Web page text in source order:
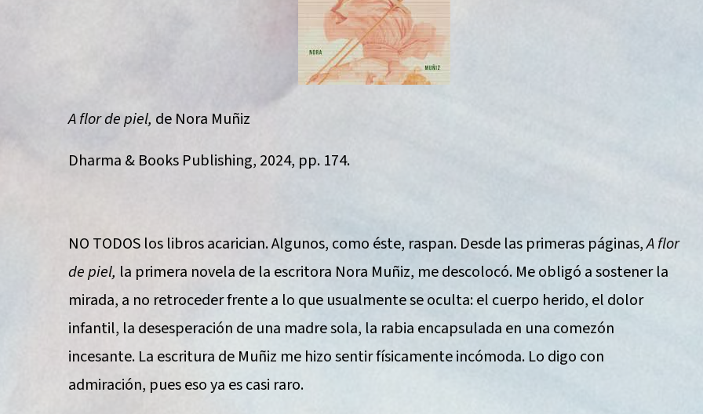
A flor de piel, de Nora Muñiz
Dharma & Books Publishing, 2024, pp. 174.
NO TODOS los libros acarician. Algunos, como éste, raspan. Desde las primeras páginas,A flor
de piel, la primera novela de la escritora Nora Muñiz, me descolocó. Me obligó a sostener la
mirada, a no retroceder frente a lo que usualmente se oculta: el cuerpo herido, el dolor
infantil, la desesperación de una madre sola, la rabia encapsulada en una comezón
incesante. La escritura de Muñiz me hizo sentir físicamente incómoda. Lo digo con
admiración, pues eso ya es casi raro.